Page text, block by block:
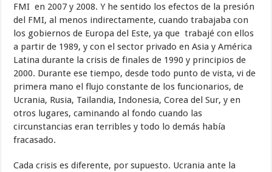
FMI en 2007 y 2008. Y he sentido los efectos de la presión
del FMI, al menos indirectamente, cuando trabajaba con
los gobiernos de Europa del Este, ya que trabajé con ellos
a partir de 1989, y con el sector privado en Asia y América
Latina durante la crisis de finales de 1990 y principios de
2000. Durante ese tiempo, desde todo punto de vista, vi de
primera mano el flujo constante de los funcionarios, de
Ucrania, Rusia, Tailandia, Indonesia, Corea del Sur, y en
otros lugares, caminando al fondo cuando las
circunstancias eran terribles y todo lo demás había
fracasado.
Cada crisis es diferente, por supuesto. Ucrania ante la